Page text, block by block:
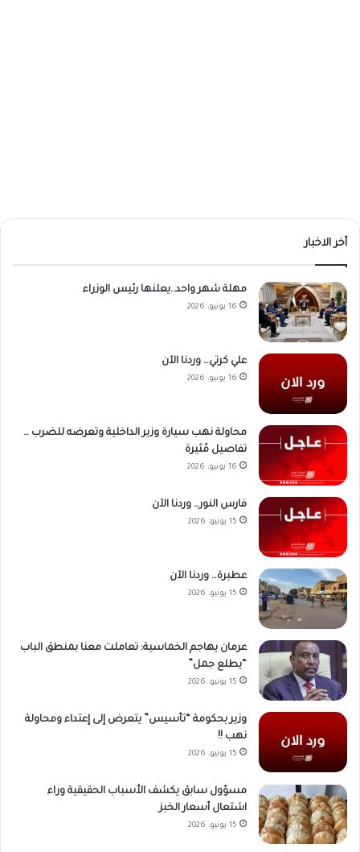
أخر الاخبار
مهلة شهر واحد..يعلنها رئيس الوزراء
16 يونيو، 2026
علي كرتي… وردنا الآن
16 يونيو، 2026
محاولة نهب سيارة وزير الداخلية وتعرضه للضرب …
تفاصيل مُثيرة
16 يونيو، 2026
فارس النور… وردنا الآن
15 يونيو، 2026
عطبرة… وردنا الآن
15 يونيو، 2026
عرمان يهاجم الخماسية: تعاملت معنا بمنطق الباب
“يطلع جمل”
15 يونيو، 2026
وزير بحكومة “تأسيس” يتعرض إلى إعتداء ومحاولة
نهب !!
15 يونيو، 2026
مسؤول سابق يكشف الأسباب الحقيقية وراء
اشتعال أسعار الخبز
15 يونيو، 2026